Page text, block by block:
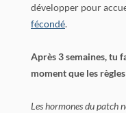
développer pour
fécondé.
Après 3 semaines, tu
moment que les
Les hormones du patch